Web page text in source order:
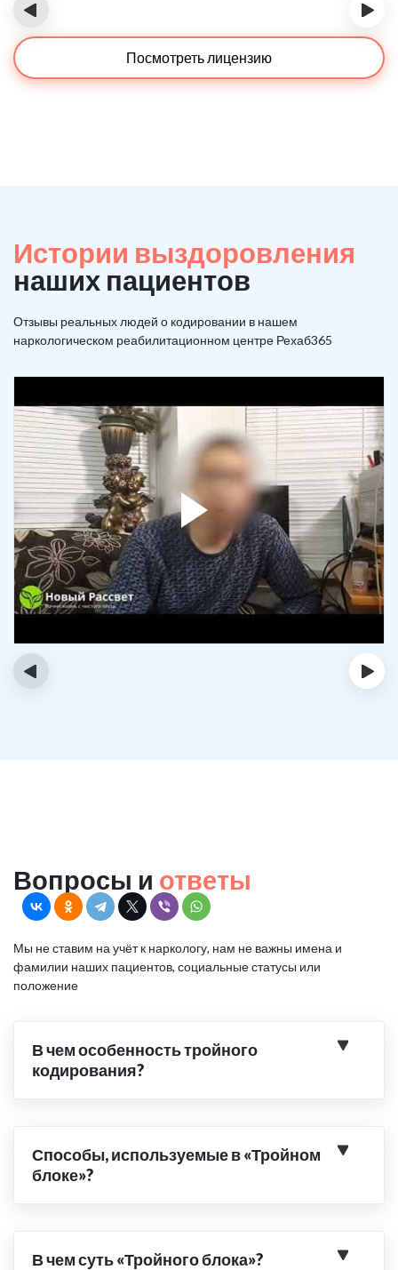
‹ ›
Посмотреть лицензию
Истории выздоровления
наших пациентов
Отзывы реальных людей о кодировании в нашем
наркологическом реабилитационном центре Рехаб365
‹ ›
Вопросы и ответы
Мы не ставим на учёт к наркологу, нам не важны имена и
фамилии наших пациентов, социальные статусы или
положение
В чем особенность тройного
кодирования?
Способы, используемые в «Тройном
блоке»?
В чем суть «Тройного блока»?